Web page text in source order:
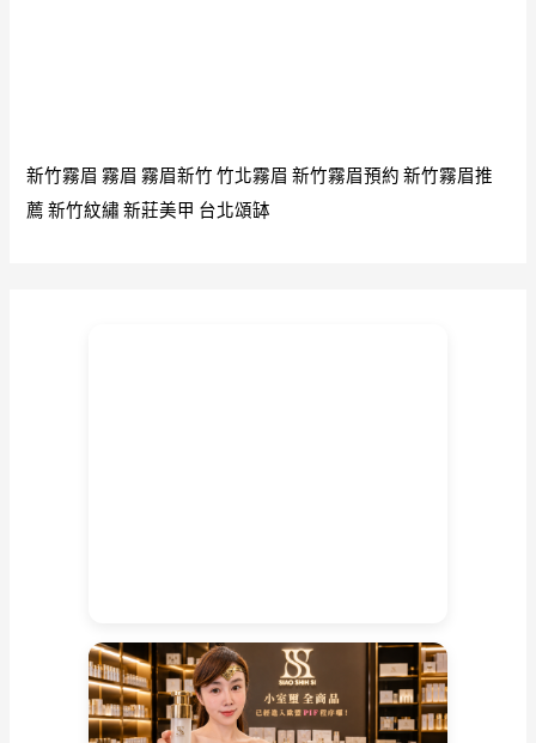
新竹霧眉 霧眉 霧眉新竹 竹北霧眉 新竹霧眉預約 新竹霧眉推
薦 新竹紋繡 新莊美甲 台北頌缽